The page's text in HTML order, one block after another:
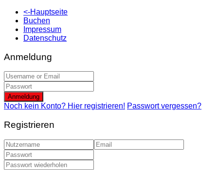
<-Hauptseite
Buchen
Impressum
Datenschutz
Anmeldung
Anmeldung
Noch kein Konto? Hier registrieren! Passwort vergessen?
Registrieren